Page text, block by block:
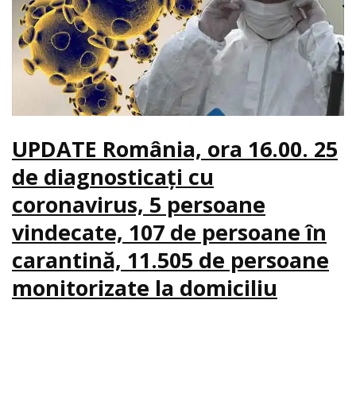
UPDATE România, ora 16.00. 25
de diagnosticaţi cu
coronavirus, 5 persoane
vindecate, 107 de persoane în
carantină, 11.505 de persoane
monitorizate la domiciliu